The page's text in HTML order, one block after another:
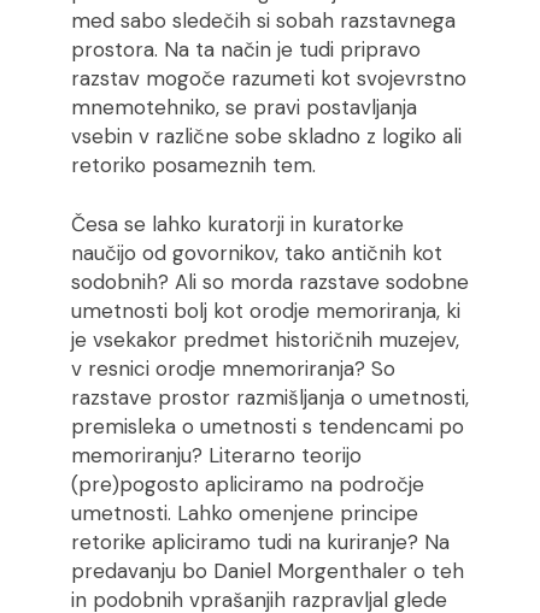
med sabo sledečih si sobah razstavnega
prostora. Na ta način je tudi pripravo
razstav mogoče razumeti kot svojevrstno
mnemotehniko, se pravi postavljanja
vsebin v različne sobe skladno z logiko ali
retoriko posameznih tem.
Česa se lahko kuratorji in kuratorke
naučijo od govornikov, tako antičnih kot
sodobnih? Ali so morda razstave sodobne
umetnosti bolj kot orodje memoriranja, ki
je vsekakor predmet historičnih muzejev,
v resnici orodje mnemoriranja? So
razstave prostor razmišljanja o umetnosti,
premisleka o umetnosti s tendencami po
memoriranju? Literarno teorijo
(pre)pogosto apliciramo na področje
umetnosti. Lahko omenjene principe
retorike apliciramo tudi na kuriranje? Na
predavanju bo Daniel Morgenthaler o teh
in podobnih vprašanjih razpravljal glede